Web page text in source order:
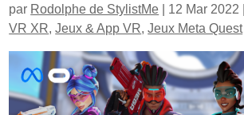
par Rodolphe de StylistMe 12 Mar 2022
VR XR,Jeux & App VR,Jeux Meta Quest